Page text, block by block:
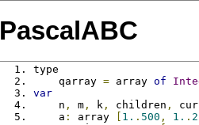
PascalABC
type
    qarray
= array of
var
    n
, m , k , children ,
    a
: array [ 1. . 500 , 1. . 2